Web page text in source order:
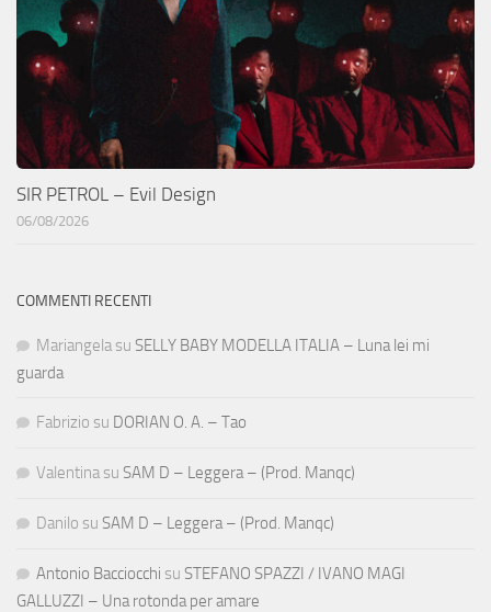
SIR PETROL – Evil Design
06/08/2026
COMMENTI RECENTI
Mariangela su SELLY BABY MODELLA ITALIA – Luna lei mi
guarda
Fabrizio su DORIAN O. A. – Tao
Valentina su SAM D – Leggera – (Prod. Manqc)
Danilo su SAM D – Leggera – (Prod. Manqc)
Antonio Bacciocchi su STEFANO SPAZZI / IVANO MAGI
GALLUZZI – Una rotonda per amare